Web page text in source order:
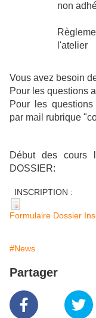
non
l'atelier
Vous avez besoin
Pour les questions
Pour les
par mail rubrique
Début des cours
DOSSIER:
INSCRIPTION :
Formulaire Dossier
#News
Partager